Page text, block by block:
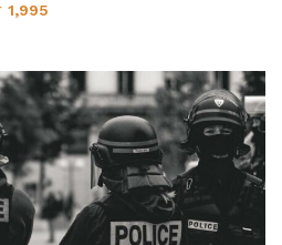
1,995